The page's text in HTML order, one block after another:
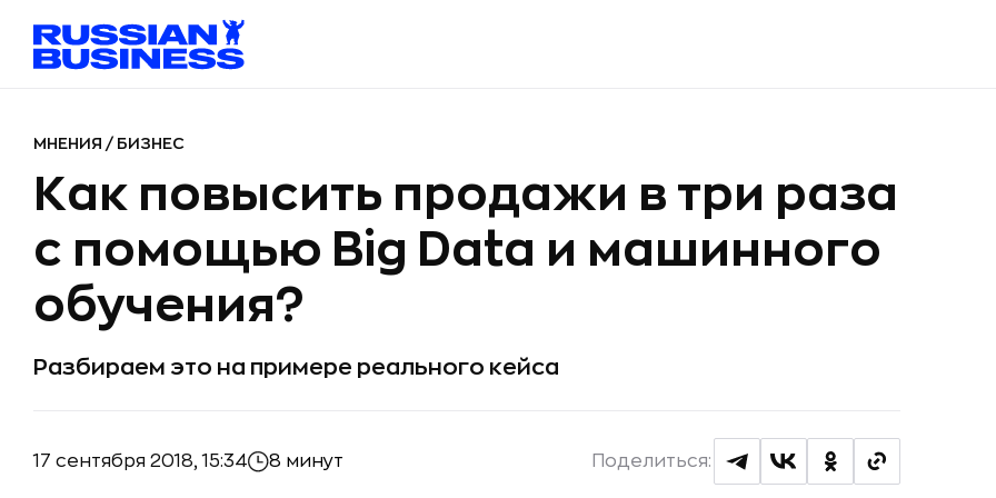
МНЕНИЯ / БИЗНЕС
Как повысить продажи в три раза
с помощью Big Data и машинного
обучения?
Разбираем это на примере реального кейса
17 сентября 2018, 15:34 8 минут Поделиться: